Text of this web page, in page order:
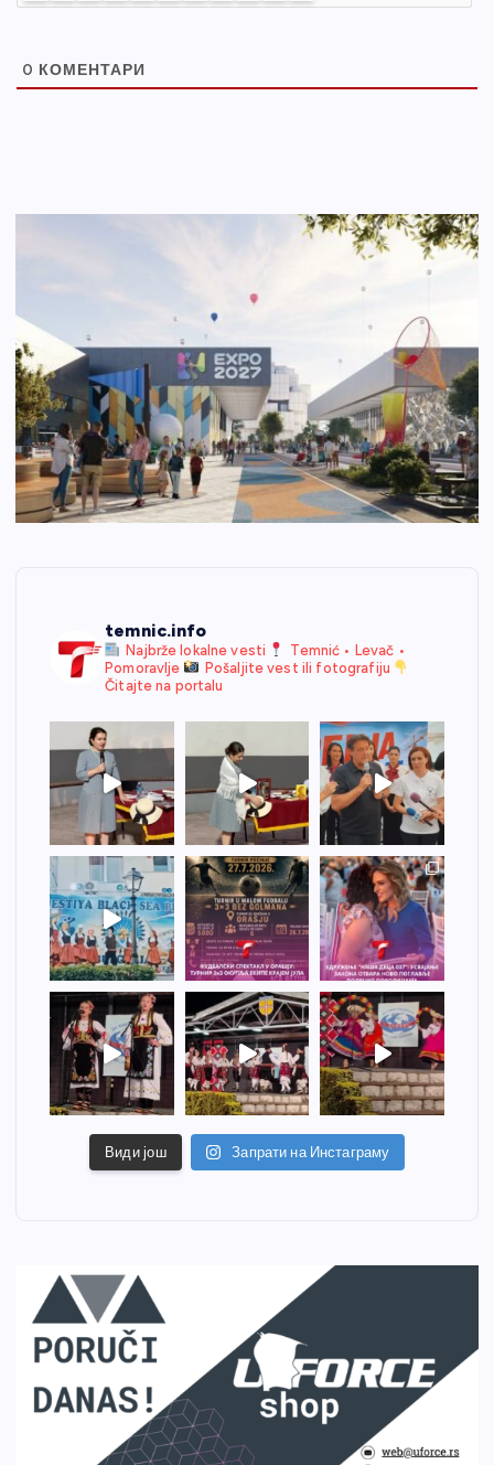
0 КОМЕНТАРИ
temnic.info
Najbrže lokalne vesti
Temnić • Levač •
Pomoravlje
Pošaljite vest ili fotografiju
Čitajte na portalu
Види још Запрати на Инстаграму